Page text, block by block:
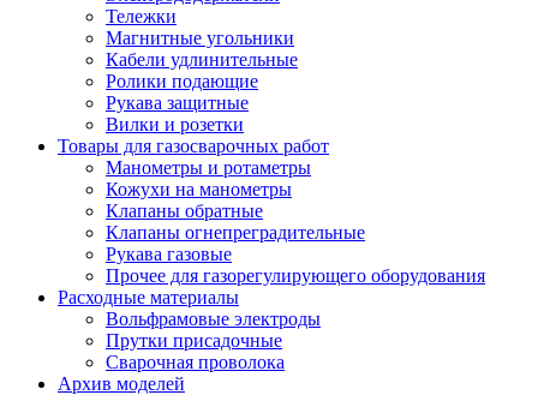
Тележки
Магнитные угольники
Кабели удлинительные
Ролики подающие
Рукава защитные
Вилки и розетки
Товары для газосварочных работ
Манометры и ротаметры
Кожухи на манометры
Клапаны обратные
Клапаны огнепреградительные
Рукава газовые
Прочее для газорегулирующего оборудования
Расходные материалы
Вольфрамовые электроды
Прутки присадочные
Сварочная проволока
Архив моделей